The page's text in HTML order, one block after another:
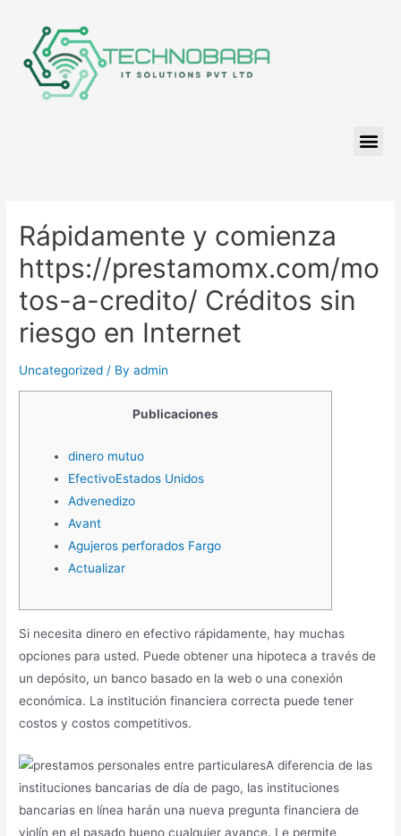
Rápidamente y comienza
https://prestamomx.com/mo
tos-a-credito/ Créditos sin
riesgo en Internet
Uncategorized / Byadmin
Publicaciones
dinero mutuo
EfectivoEstados Unidos
Advenedizo
Avant
Agujeros perforados Fargo
Actualizar
Si necesita dinero en efectivo rápidamente, hay muchas
opciones para usted. Puede obtener una hipoteca a través de
un depósito, un banco basado en la web o una conexión
económica. La institución financiera correcta puede tener
costos y costos competitivos.
A diferencia de las
instituciones bancarias de día de pago, las instituciones
bancarias en línea harán una nueva pregunta financiera de
violín en el pasado bueno cualquier avance. Le permite